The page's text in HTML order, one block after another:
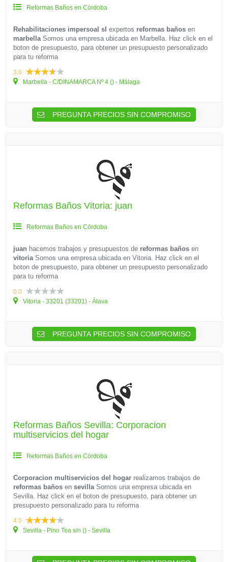
Reformas Baños en Córdoba
Rehabilitaciones impersoal sl expertos reformas baños en
marbellaSomos una empresa ubicada en Marbella. Haz click en el
boton de presupuesto, para obtener un presupuesto personalizado
para tu reforma
3.6
Marbella - C/DINAMARCA Nº 4 () - Málaga
PREGUNTA PRECIOS SIN COMPROMISO
Reformas Baños Vitoria: juan
Reformas Baños en Córdoba
juan hacemos trabajos y presupuestos de reformas baños en
vitoriaSomos una empresa ubicada en Vitoria. Haz click en el
boton de presupuesto, para obtener un presupuesto personalizado
para tu reforma
0.0
Vitoria - 33201 (33201) - Álava
PREGUNTA PRECIOS SIN COMPROMISO
Reformas Baños Sevilla: Corporacion
multiservicios del hogar
Reformas Baños en Córdoba
Corporacion multiservicios del hogar realizamos trabajos de
reformas baños en sevillaSomos una empresa ubicada en
Sevilla. Haz click en el boton de presupuesto, para obtener un
presupuesto personalizado para tu reforma
4.0
Sevilla - Pino Tea s/n () - Sevilla